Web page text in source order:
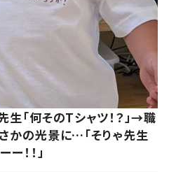
「何そのTシャツ！？」→職
かの光景に…「そりゃ先生
！！」